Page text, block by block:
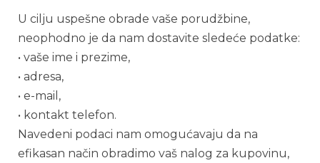
U cilju uspešne obrade vaše porudžbine,
neophodno je da nam dostavite sledeće podatke:
• vaše ime i prezime,
• adresa,
• e-mail,
• kontakt telefon.
Navedeni podaci nam omogućavaju da na
efikasan način obradimo vaš nalog za kupovinu,